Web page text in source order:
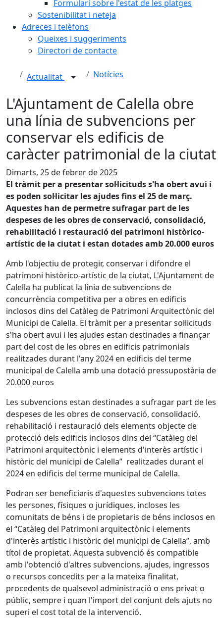
Formulari sobre l'estat de les platges
Sostenibilitat i neteja
Adreces i telèfons
Queixes i suggeriments
Directori de contacte
Actualitat Notícies
L'Ajuntament de Calella obre
una línia de subvencions per
conservar els edificis de
caràcter patrimonial de la ciutat
Dimarts, 25 de febrer de 2025
El tràmit per a presentar sol·licituds s'ha obert avui i
es poden sol·licitar les ajudes fins el 25 de març.
Aquestes han de permetre sufragar part de les
despeses de les obres de conservació, consolidació,
rehabilitació i restauració del patrimoni històrico-
artístic de la ciutat i estan dotades amb 20.000 euros
Amb l'objectiu de protegir, conservar i difondre el
patrimoni històrico-artístic de la ciutat, L'Ajuntament de
Calella ha publicat la línia de subvencions de
concurrència competitiva per a obres en edificis
inclosos dins del Catàleg de Patrimoni Arquitectònic del
Municipi de Calella. El tràmit per a presentar sol·licituds
s'ha obert avui i les ajudes estan destinades a finançar
part del cost de les obres en edificis patrimonials
realitzades durant l'any 2024 en edificis del terme
municipal de Calella amb una dotació pressupostària de
20.000 euros
Les subvencions estan destinades a sufragar part de les
despeses de les obres de conservació, consolidació,
rehabilitació i restauració dels elements objecte de
protecció dels edificis inclosos dins del “Catàleg del
Patrimoni arquitectònic i elements d'interès artístic i
històric del municipi de Calella” realitzades durant el
2024 en edificis del terme municipal de Calella.
Podran ser beneficiaris d'aquestes subvencions totes
les persones, físiques o jurídiques, incloses les
comunitats de béns i de propietaris de béns inclosos en
el “Catàleg del Patrimoni arquitectònic i elements
d'interès artístic i històric del municipi de Calella”, amb
títol de propietat. Aquesta subvenció és compatible
amb l'obtenció d'altres subvencions, ajudes, ingressos
o recursos concedits per a la mateixa finalitat,
procedents de qualsevol administració o ens privat o
públic, sempre i quan l'import del conjunt dels ajuts no
superi el cost total de la intervenció.